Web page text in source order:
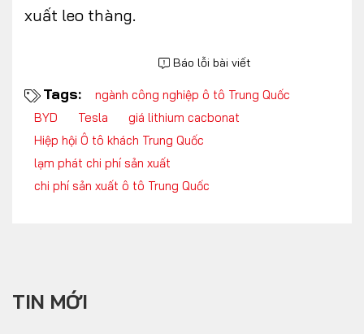
xuất leo thàng.
Báo lỗi bài viết
Tags:
ngành công nghiệp ô tô Trung Quốc
BYD
Tesla
giá lithium cacbonat
Hiệp hội Ô tô khách Trung Quốc
lạm phát chi phí sản xuất
chi phí sản xuất ô tô Trung Quốc
TIN MỚI